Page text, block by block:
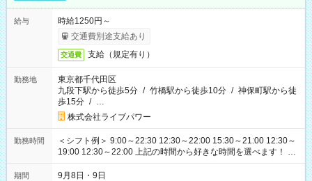
給与
時給1250円～
交通費別途支給あり
交通費 支給（規定有り）
勤務地
東京都千代田区
九段下駅から徒歩5分 / 竹橋駅から徒歩10分 / 神保町駅から徒
歩15分 / …
株式会社ライブパワー
勤務時間
＜シフト例＞ 9:00～22:30 12:30～22:00 15:30～21:00 12:30～
19:00 12:30～22:00 上記の時間から好きな時間を選べます！ ※
時間は変更となる可能性があります
期間 9月8日・9日